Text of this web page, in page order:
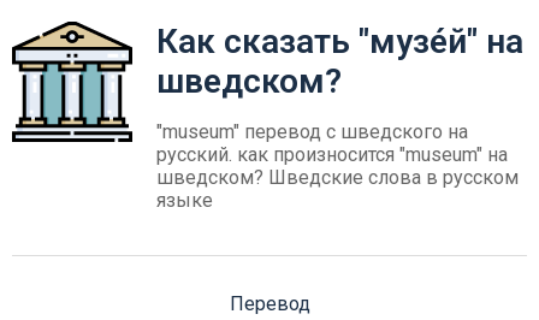
Как сказать "музе́й" на
шведском?
"museum" перевод с шведского на
русский. как произносится "museum" на
шведском? Шведские слова в русском
языке
Перевод